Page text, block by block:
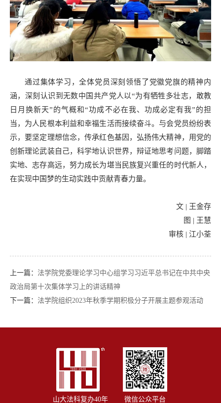
通过集体学习，全体党员深刻领悟了党徽党旗的精神内
涵，深刻认识到无数中国共产党人以“为有牺牲多壮志，敢教
日月换新天”的气概和“功成不必在我、功成必定有我”的担
当，为人民根本利益和幸福生活而接续奋斗。与会党员纷纷表
示，要坚定理想信念，传承红色基因，弘扬伟大精神，用党的
创新理论武装自己，科学地认识世界，辩证地思考问题，脚踏
实地、志存高远，努力成长为堪当民族复兴重任的时代新人，
在实现中国梦的生动实践中贡献青春力量。
文 | 王金存
图 | 王慧
审核 | 江小荃
上一篇： 法学院党委理论学习中心组学习习近平总书记在中共中央
政治局第十次集体学习上的讲话精神
下一篇： 法学院组织2023年秋季学期积极分子开展主题参观活动
山大法科复办40年 微信公众平台